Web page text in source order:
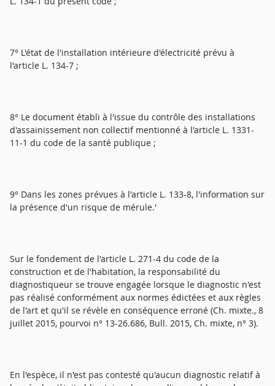
7° L'état de l'installation intérieure d'électricité prévu à
l'article L. 134-7 ;
8° Le document établi à l'issue du contrôle des installations
d'assainissement non collectif mentionné à l'article L. 1331-
11-1 du code de la santé publique ;
9° Dans les zones prévues à l'article L. 133-8, l'information sur
la présence d'un risque de mérule.'
Sur le fondement de l'article L. 271-4 du code de la
construction et de l'habitation, la responsabilité du
diagnostiqueur se trouve engagée lorsque le diagnostic n'est
pas réalisé conformément aux normes édictées et aux règles
de l'art et qu'il se révèle en conséquence erroné (Ch. mixte., 8
juillet 2015, pourvoi n° 13-26.686, Bull. 2015, Ch. mixte, n° 3).
En l'espèce, il n'est pas contesté qu'aucun diagnostic relatif à